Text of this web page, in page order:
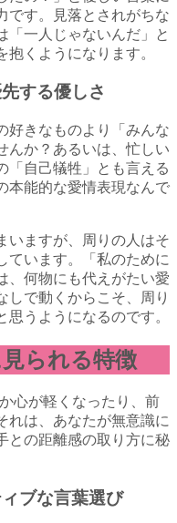
です。見落とされがちな
「一人じゃないんだ」と
くようになります。
する優しさ
好きなものより「みんな
んか？あるいは、忙しい
「自己犠牲」とも言える
本能的な愛情表現なんで
いますが、周りの人はそ
ています。「私のために
、何物にも代えがたい愛
しで動くからこそ、周り
うようになるのです。
られる特徴
心が軽くなったり、前
れは、あなたが無意識に
との距離感の取り方に秘
ブな言葉選び